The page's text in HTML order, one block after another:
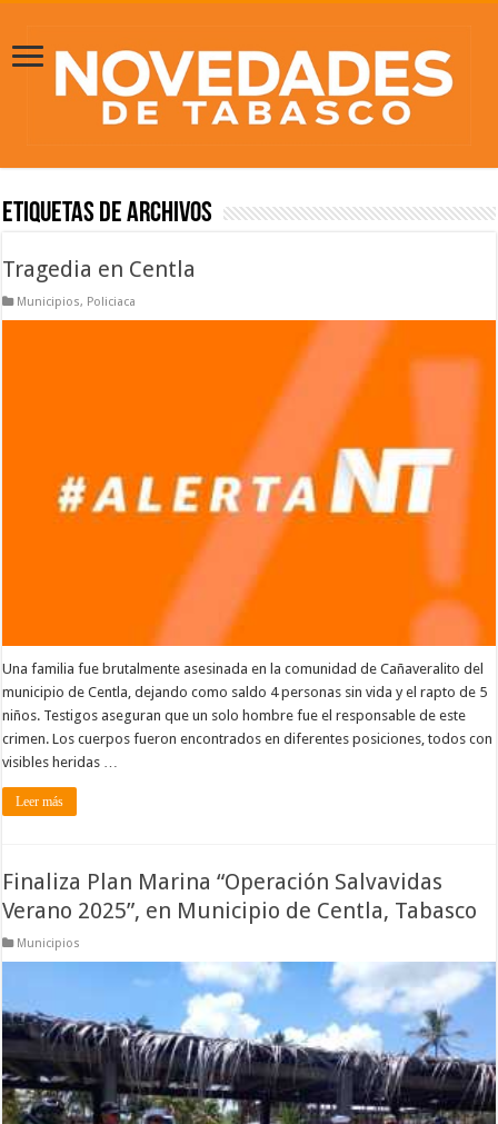
Etiquetas de Archivos
Tragedia en Centla
Municipios, Policiaca
Una familia fue brutalmente asesinada en la comunidad de Cañaveralito del
municipio de Centla, dejando como saldo 4 personas sin vida y el rapto de 5
niños. Testigos aseguran que un solo hombre fue el responsable de este
crimen. Los cuerpos fueron encontrados en diferentes posiciones, todos con
visibles heridas …
Leer más
Finaliza Plan Marina “Operación Salvavidas
Verano 2025”, en Municipio de Centla, Tabasco
Municipios